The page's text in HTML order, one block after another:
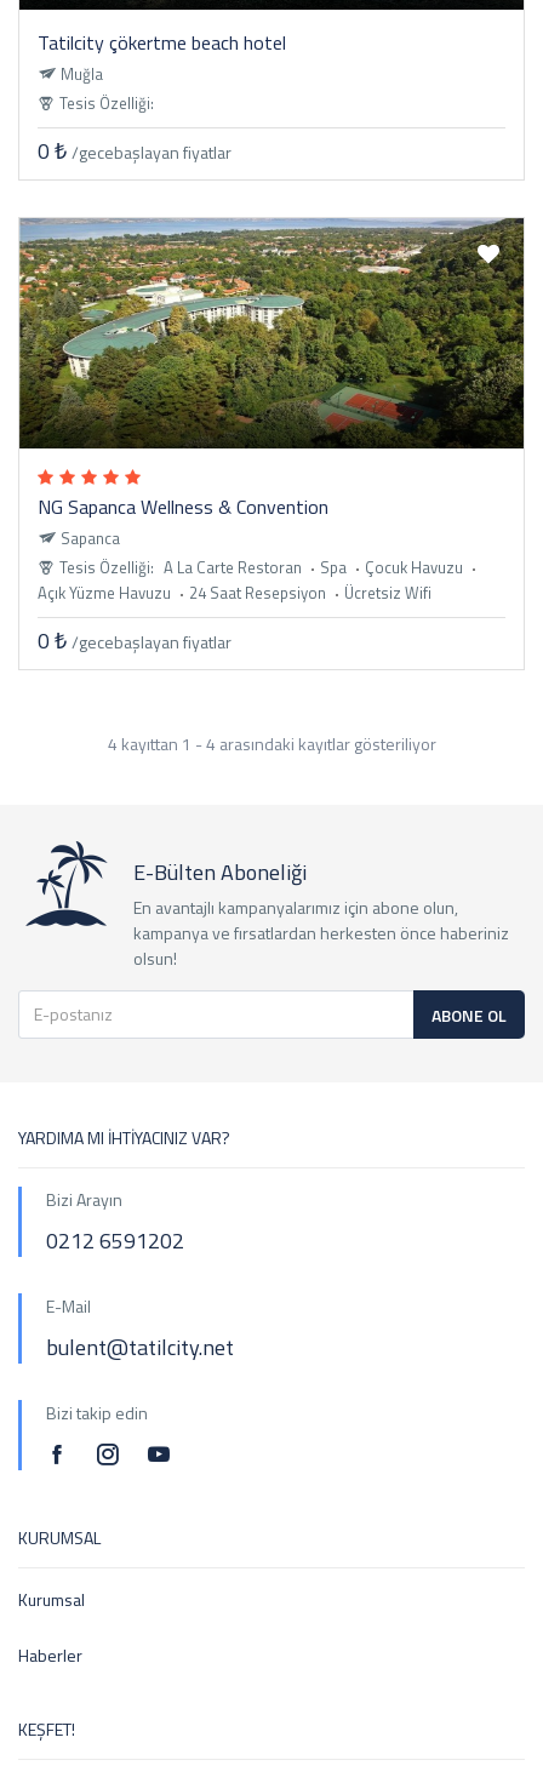
Tatilcity çökertme beach hotel
Tesis Özelliği:
Muğla
0 ₺/gecebaşlayan fiyatlar
NG Sapanca Wellness & Convention
Tesis Özelliği: A La Carte Restoran Spa
Çocuk Havuzu
Açık Yüzme Havuzu
24 Saat Resepsiyon Ücretsiz Wifi
Sapanca
0 ₺/gecebaşlayan fiyatlar
4 kayıttan 1 - 4 arasındaki kayıtlar gösteriliyor
E-Bülten Aboneliği
En avantajlı kampanyalarımız için abone olun,
kampanya ve fırsatlardan herkesten önce haberiniz
olsun!
ABONE OL
YARDIMA MI İHTİYACINIZ VAR?
Bizi Arayın
0212 6591202
E-Mail
bulent@tatilcity.net
Bizi takip edin
KURUMSAL
Kurumsal
Haberler
KEŞFET!